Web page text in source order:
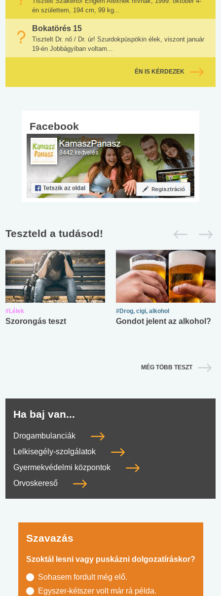
én születtem, 194 cm, 99 kg...
Bokatörés 15
Tisztelt Dr. nő / Dr. úr! Szurdokpüspökin élek, viszont január
19-én Jobbágyiban voltam...
ÉN IS KÉRDEZEK
Facebook
Teszteld a tudásod!
#Lélek
Szorongás teszt
#Drog, cigi, alkohol
Gondot jelent az alkohol?
MÉG TÖBB TESZT
Ha baj van...
Drogambulanciák
Lelkisegély-szolgálatok
Gyermekvédelmi központok
Orvoskereső
Szavazás
Szoktál lesni vagy puskázni dolgozatíráskor?
Sohasem fordult még elő.
Egyszer-kétszer volt már rá példa.